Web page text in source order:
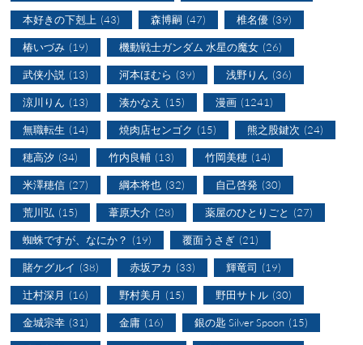
本好きの下剋上 (43) 森博嗣 (47) 椎名優 (39)
椿いづみ (19) 機動戦士ガンダム 水星の魔女 (26)
武侠小説 (13) 河本ほむら (39) 浅野りん (36)
涼川りん (13) 湊かなえ (15) 漫画 (1241)
無職転生 (14) 焼肉店センゴク (15) 熊之股鍵次 (24)
穂高汐 (34) 竹内良輔 (13) 竹岡美穂 (14)
米澤穂信 (27) 綱本将也 (32) 自己啓発 (30)
荒川弘 (15) 葦原大介 (28) 薬屋のひとりごと (27)
蜘蛛ですが、なにか？ (19) 覆面うさぎ (21)
賭ケグルイ (38) 赤坂アカ (33) 輝竜司 (19)
辻村深月 (16) 野村美月 (15) 野田サトル (30)
金城宗幸 (31) 金庸 (16) 銀の匙 Silver Spoon (15)